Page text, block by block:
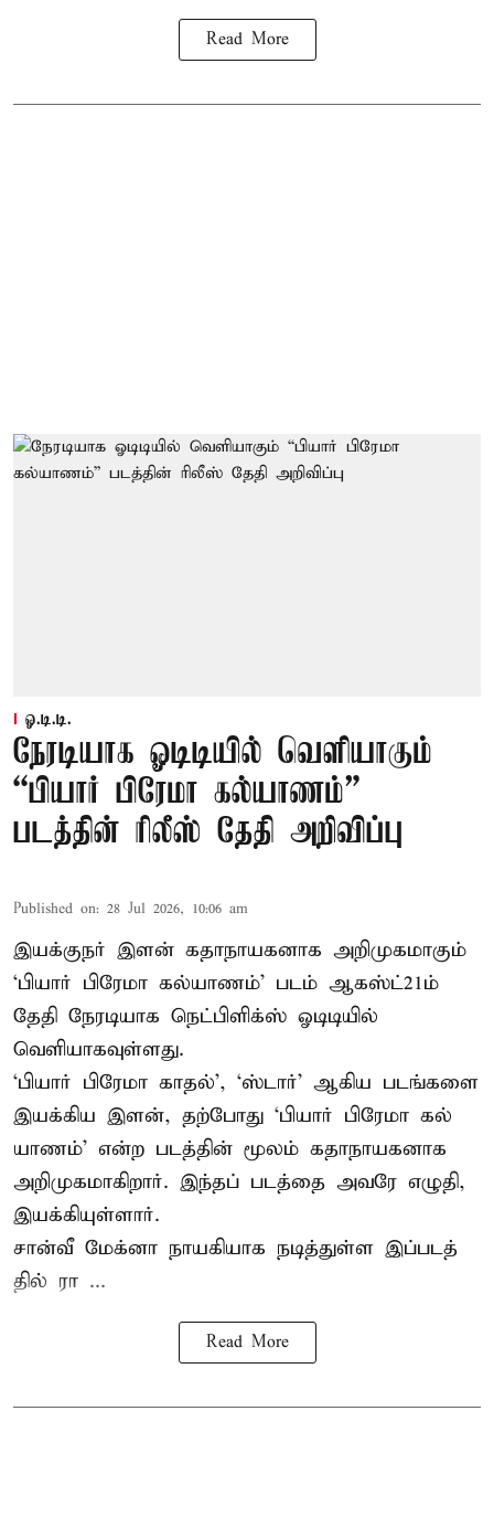
Read More
ஓ.டி.டி.
நேரடியாக ஓடிடியில் வெளியாகும்
“பியார் பிரேமா கல்யாணம்”
படத்தின் ரிலீஸ் தேதி அறிவிப்பு
Published on: 28 Jul 2026, 10:06 am
இயக்குநர் இளன் கதாநாயகனாக அறிமுகமாகும்
‘பி​யார் பிரேமா கல்​யாணம்’ படம் ஆகஸ்ட்21ம்
தேதி நேரடியாக நெட்பிளிக்ஸ் ஓடிடியில்
வெளியாகவுள்ளது.
‘பி​யார் பிரேமா காதல்’, ‘ஸ்​டார்’ ஆகிய படங்​களை
இயக்​கிய இளன், தற்​போது ‘பி​யார் பிரேமா கல்​
யாணம்’ என்ற படத்​தின் மூலம் கதாநாயகனாக
அறி​முக​மாகிறார். இந்​தப் படத்தை அவரே எழுதி,
இயக்​கி​யுள்​ளார்.
சான்வீ மேக்னா நாயகி​யாக நடித்​துள்ள இப்​படத்​
தில் ரா ...
Read More